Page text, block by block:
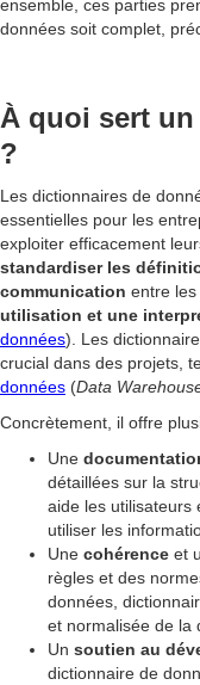
ensemble, ces parties
données soit complet,
À quoi sert
?
Les dictionnaires de
essentielles pour les
exploiter efficacement
standardiser les
communication entre
utilisation et une
données). Les
crucial dans des projets,
données (Data
Concrètement, il offre
Une
détaillées sur la
aide les utilisateurs
utiliser les
Une cohérence et
règles et des
données,
et normalisée de la
Un soutien au
dictionnaire de